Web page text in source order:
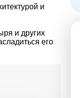
и
и других
его